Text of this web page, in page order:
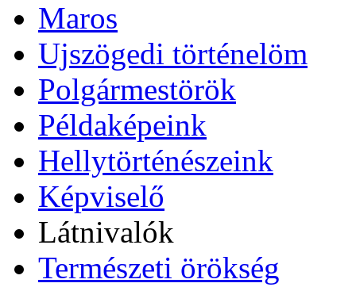
Maros
Ujszögedi történelöm
Polgármestörök
Példaképeink
Hellytörténészeink
Képviselő
Látnivalók
Természeti örökség